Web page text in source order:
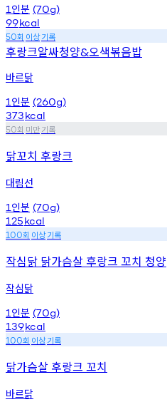
1 인분 (70g)
99kcal
50회 이상기록
후랑크알싸청양&오색볶음밥
바르닭
1 인분 (260g)
373kcal
50회 미만기록
닭꼬치 후랑크
대림선
1 인분 (70g)
125kcal
100회 이상기록
작심닭 닭가슴살 후랑크 꼬치 청양
작심닭
1 인분 (70g)
139kcal
100회 이상기록
닭가슴살 후랑크 꼬치
바르닭